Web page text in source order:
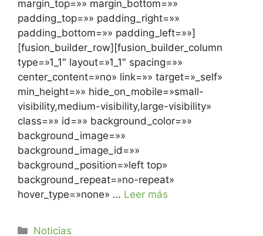
margin_top=»» margin_bottom=»»
padding_top=»» padding_right=»»
padding_bottom=»» padding_left=»»]
[fusion_builder_row][fusion_builder_column
type=»1_1″ layout=»1_1″ spacing=»»
center_content=»no» link=»» target=»_self»
min_height=»» hide_on_mobile=»small-
visibility,medium-visibility,large-visibility»
class=»» id=»» background_color=»»
background_image=»»
background_image_id=»»
background_position=»left top»
background_repeat=»no-repeat»
hover_type=»none» … Leer más
Noticias